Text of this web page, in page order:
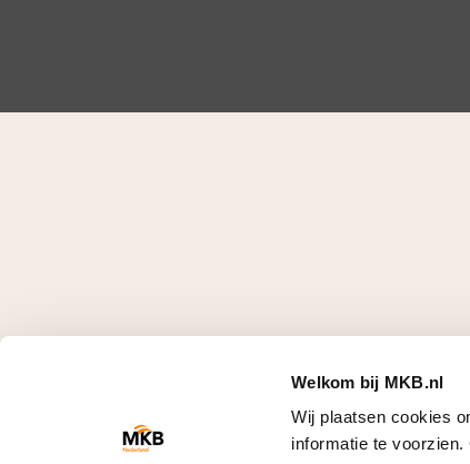
Welkom bij MKB.nl
Wij plaatsen cookies
informatie te